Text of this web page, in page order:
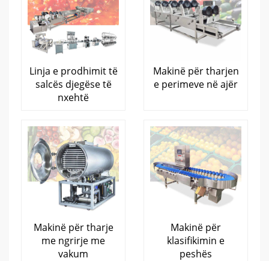
Linja e prodhimit të
salcës djegëse të
nxehtë
Makinë për tharjen
e perimeve në ajër
Makinë për tharje
me ngrirje me
vakum
Makinë për
klasifikimin e
peshës